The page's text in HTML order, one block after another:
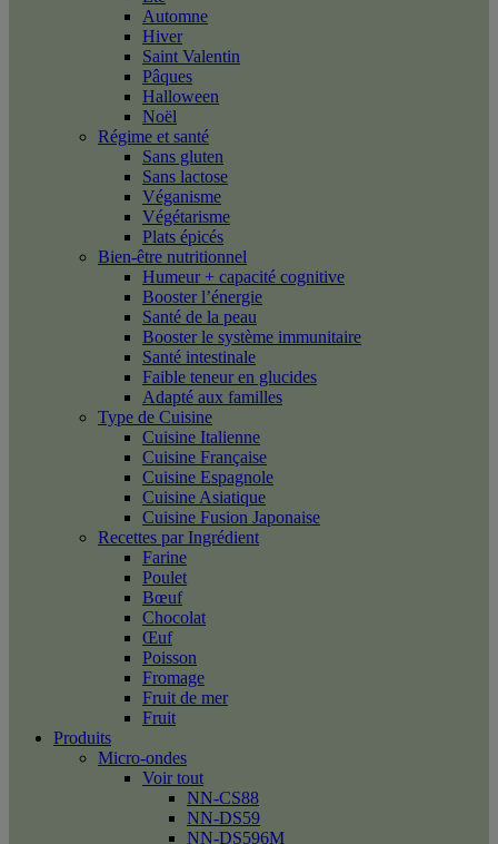
Automne
Hiver
Saint Valentin
Pâques
Halloween
Noël
Régime et santé
Sans gluten
Sans lactose
Véganisme
Végétarisme
Plats épicés
Bien-être nutritionnel
Humeur + capacité cognitive
Booster l’énergie
Santé de la peau
Booster le système immunitaire
Santé intestinale
Faible teneur en glucides
Adapté aux familles
Type de Cuisine
Cuisine Italienne
Cuisine Française
Cuisine Espagnole
Cuisine Asiatique
Cuisine Fusion Japonaise
Recettes par Ingrédient
Farine
Poulet
Bœuf
Chocolat
Œuf
Poisson
Fromage
Fruit de mer
Fruit
Produits
Micro-ondes
Voir tout
NN-CS88
NN-DS59
NN-DS596M